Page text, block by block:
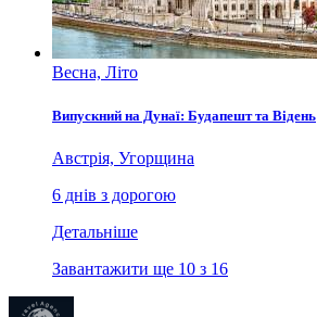
Весна, Літо
Випускний на Дунаї: Будапешт та Відень
Австрія, Угорщина
6 днів з дорогою
Детальніше
Завантажити ще 10 з 16